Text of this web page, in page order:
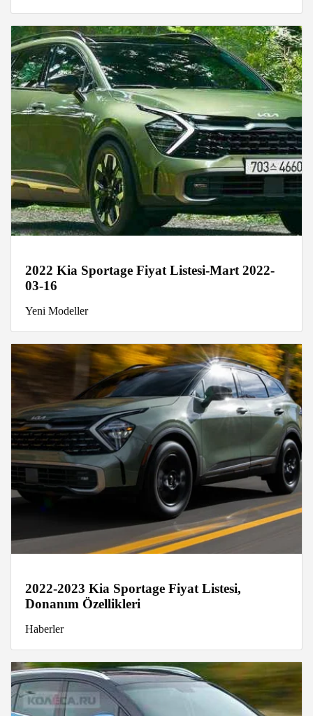
2022 Kia Sportage Fiyat Listesi-Mart 2022-
03-16
Yeni Modeller
2022-2023 Kia Sportage Fiyat Listesi,
Donanım Özellikleri
Haberler